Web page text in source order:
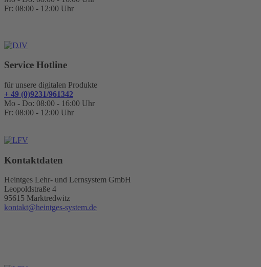
Fr: 08:00 - 12:00 Uhr
Service Hotline
für unsere digitalen Produkte
+ 49 (0)9231/961342
Mo - Do: 08:00 - 16:00 Uhr
Fr: 08:00 - 12:00 Uhr
Kontaktdaten
Heintges Lehr- und Lernsystem GmbH
Leopoldstraße 4
95615 Marktredwitz
kontakt@heintges-system.de